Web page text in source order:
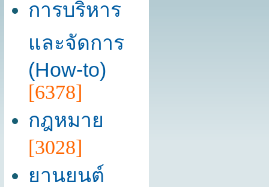
การบริหาร
และจัดการ
(How-to)
[6378]
กฎหมาย
[3028]
ยานยนต์